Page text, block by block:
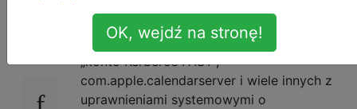
Na przykład z opcją nazwy użytkownika
CleanMyMac widzę użytkowników takich jak
„konto Kerberos FAST”,
com.apple.calendarserver i wiele innych z
uprawnieniami systemowymi o
OK, wejdź na stronę!